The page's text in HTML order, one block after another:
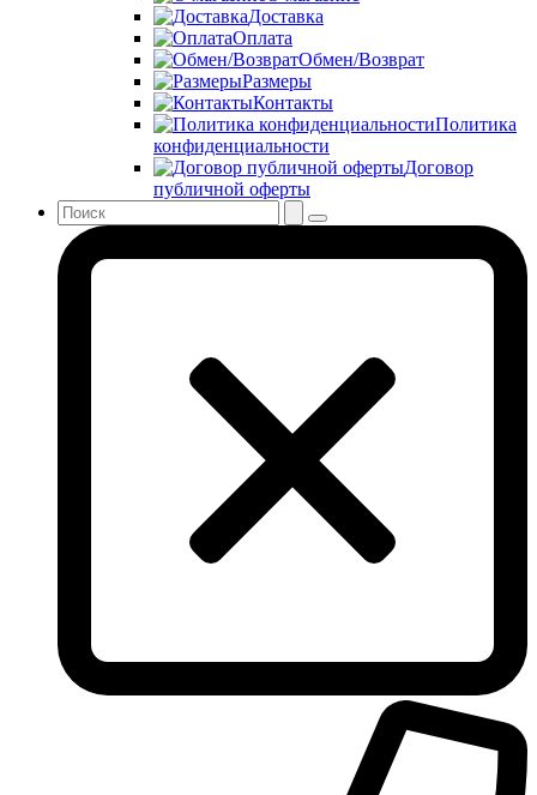
Доставка
Оплата
Обмен/Возврат
Размеры
Контакты
Политика
конфиденциальности
Договор
публичной оферты